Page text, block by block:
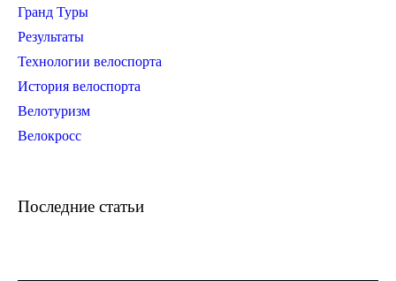
Гранд Туры
Результаты
Технологии велоспорта
История велоспорта
Велотуризм
Велокросс
Последние статьи